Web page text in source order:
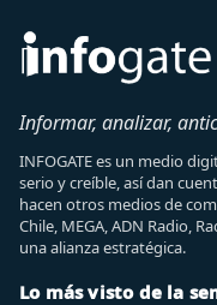
Informar, analizar,
INFOGATE es un medio
serio y creíble, así dan
hacen otros medios de
Chile, MEGA, ADN Radio,
una alianza estratégica.
Lo más visto de la